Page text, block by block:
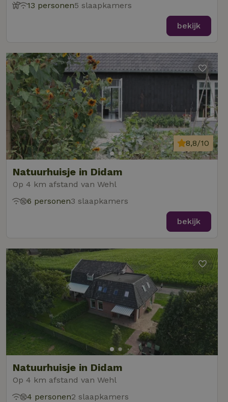
13 personen5 slaapkamers
bekijk
Natuurhuisje in Didam
Op 4 km afstand van Wehl
8,8/10
6 personen3 slaapkamers
bekijk
Natuurhuisje in Didam
Op 4 km afstand van Wehl
4 personen2 slaapkamers